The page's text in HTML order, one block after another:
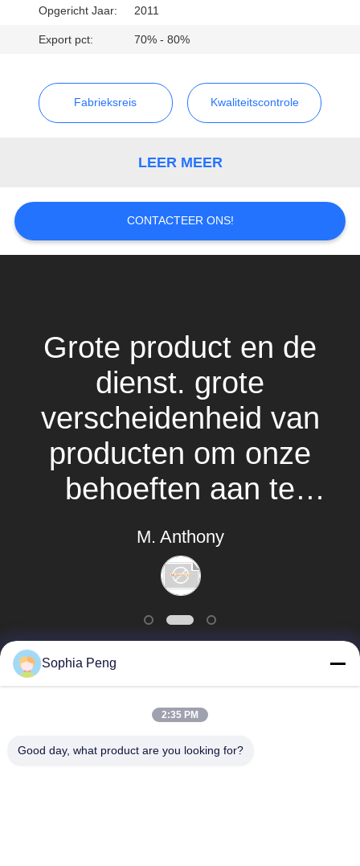
SITEMAP
PRIVACYBELEID
Opgericht Jaar: 2011
Export pct: 70% - 80%
Fabrieksreis Kwaliteitscontrole
LEER MEER
CONTACTEER ONS!
Grote product en de
dienst. grote
verscheidenheid van
producten om onze
behoeften aan te
passen.
M. Anthony
populaire categorieën
Elektrische
Accusystemen
Sophia Peng
2:35 PM
Good day, what product are you looking for?